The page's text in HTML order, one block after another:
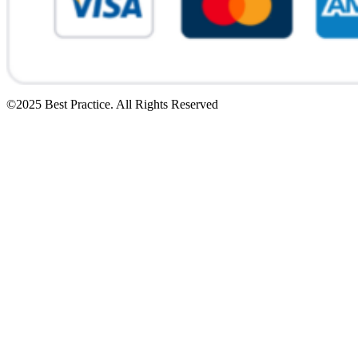
©2025 Best Practice. All Rights Reserved